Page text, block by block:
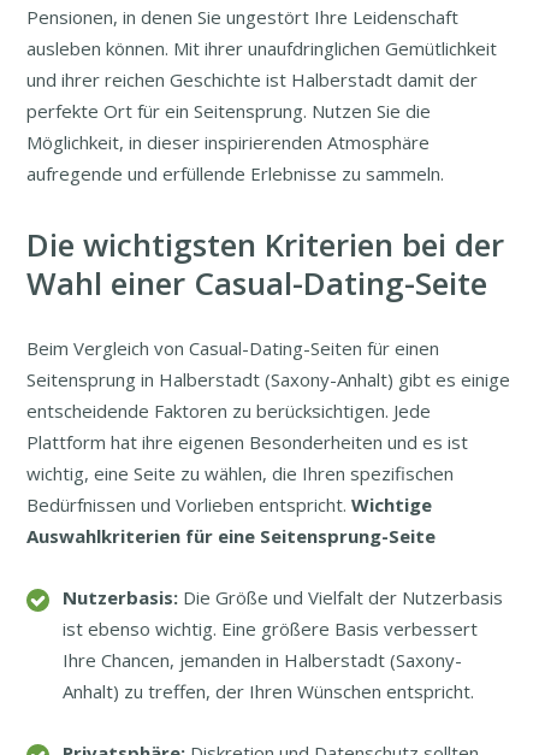
Pensionen, in denen Sie ungestört Ihre Leidenschaft
ausleben können. Mit ihrer unaufdringlichen Gemütlichkeit
und ihrer reichen Geschichte ist Halberstadt damit der
perfekte Ort für ein Seitensprung. Nutzen Sie die
Möglichkeit, in dieser inspirierenden Atmosphäre
aufregende und erfüllende Erlebnisse zu sammeln.
Die wichtigsten Kriterien bei der
Wahl einer Casual-Dating-Seite
Beim Vergleich von Casual-Dating-Seiten für einen
Seitensprung in Halberstadt (Saxony-Anhalt) gibt es einige
entscheidende Faktoren zu berücksichtigen. Jede
Plattform hat ihre eigenen Besonderheiten und es ist
wichtig, eine Seite zu wählen, die Ihren spezifischen
Bedürfnissen und Vorlieben entspricht.Wichtige
Auswahlkriterien für eine Seitensprung-Seite
Nutzerbasis: Die Größe und Vielfalt der Nutzerbasis
ist ebenso wichtig. Eine größere Basis verbessert
Ihre Chancen, jemanden in Halberstadt (Saxony-
Anhalt) zu treffen, der Ihren Wünschen entspricht.